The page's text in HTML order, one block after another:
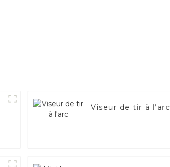
Viseur de tir à l'arc